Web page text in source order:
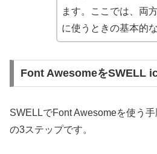
ます。ここでは、両
に使うときの基本的
Font AwesomeをSWELL
SWELLでFont Awesomeを使う
の3ステップです。